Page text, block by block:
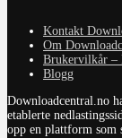
Kontakt
Om
Brukervilkår –
Blogg
Downloadcentral.no
etablerte
opp en plattform som